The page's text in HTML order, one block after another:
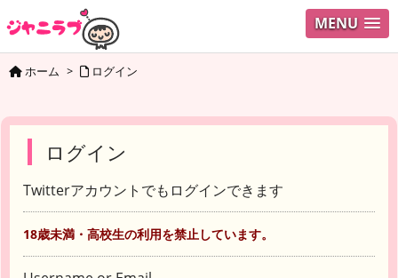
MENU
ホーム > ログイン
ログイン
Twitterアカウントでもログインできます
18歳未満・高校生の利用を禁止しています。